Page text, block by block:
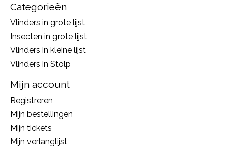
Categorieën
Vlinders in grote lijst
Insecten in grote lijst
Vlinders in kleine lijst
Vlinders in Stolp
Mijn account
Registreren
Mijn bestellingen
Mijn tickets
Mijn verlanglijst